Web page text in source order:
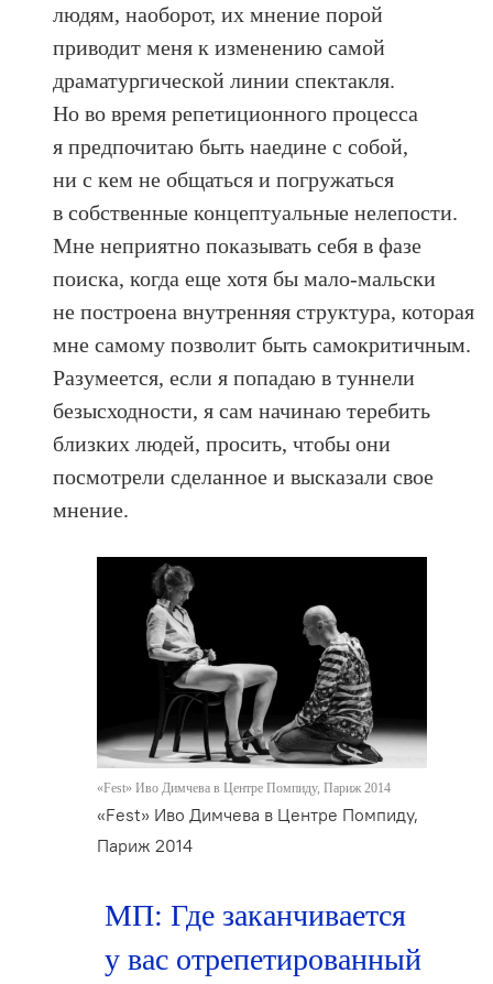
людям, наоборот, их мнение порой
приводит меня к изменению самой
драматургической линии спектакля.
Но во время репетиционного процесса
я предпочитаю быть наедине с собой,
ни с кем не общаться и погружаться
в собственные концептуальные нелепости.
Мне неприятно показывать себя в фазе
поиска, когда еще хотя бы мало-мальски
не построена внутренняя структура, которая
мне самому позволит быть самокритичным.
Разумеется, если я попадаю в туннели
безысходности, я сам начинаю теребить
близких людей, просить, чтобы они
посмотрели сделанное и высказали свое
мнение.
«Fest» Иво Димчева в Центре Помпиду, Париж 2014
«Fest» Иво Димчева в Центре Помпиду,
Париж 2014
МП: Где заканчивается
у вас отрепетированный